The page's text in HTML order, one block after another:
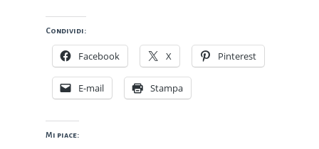
Condividi:
Facebook X Pinterest
E-mail Stampa
Mi piace: